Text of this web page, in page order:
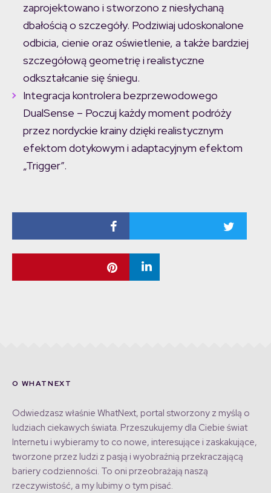
zaprojektowano i stworzono z niesłychaną
dbałością o szczegóły. Podziwiaj udoskonalone
odbicia, cienie oraz oświetlenie, a także bardziej
szczegółową geometrię i realistyczne
odkształcanie się śniegu.
Integracja kontrolera bezprzewodowego
DualSense – Poczuj każdy moment podróży
przez nordyckie krainy dzięki realistycznym
efektom dotykowym i adaptacyjnym efektom
„Trigger”.
O WHATNEXT
Odwiedzasz właśnie WhatNext, portal stworzony z myślą o
ludziach ciekawych świata. Przeszukujemy dla Ciebie świat
Internetu i wybieramy to co nowe, interesujące i zaskakujące,
tworzone przez ludzi z pasją i wyobraźnią przekraczającą
bariery codzienności. To oni przeobrażają naszą
rzeczywistość, a my lubimy o tym pisać.